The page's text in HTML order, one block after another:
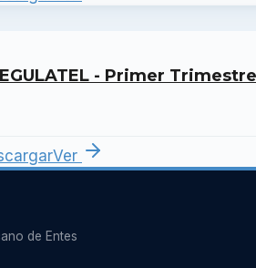
- Primer
Ver
de Entes